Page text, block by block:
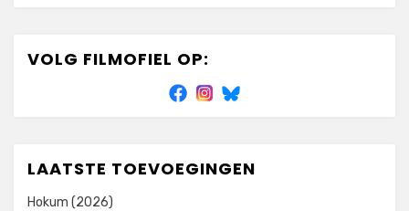
VOLG FILMOFIEL OP:
LAATSTE TOEVOEGINGEN
Hokum (2026)